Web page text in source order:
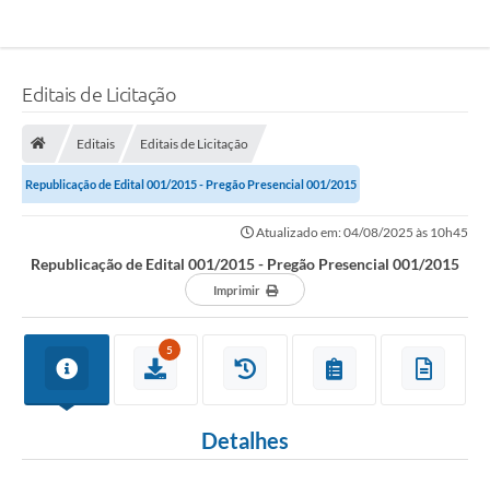
Editais de Licitação
Editais Editais de Licitação
Republicação de Edital 001/2015 - Pregão Presencial 001/2015
Atualizado em: 04/08/2025 às 10h45
Republicação de Edital 001/2015 - Pregão Presencial 001/2015
Imprimir
5
Detalhes